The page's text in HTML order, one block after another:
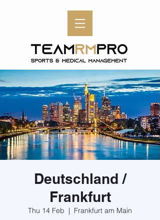
Deutschland /
Frankfurt
Thu 14 Feb
  |
Frankfurt am Main